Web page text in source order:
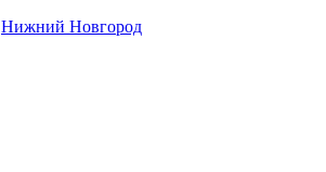
Нижний Новгород